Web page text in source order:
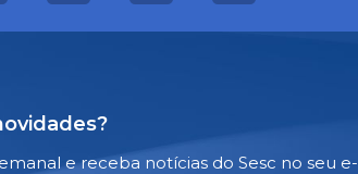
e receba notícias do Sesc no seu e-